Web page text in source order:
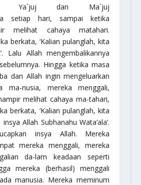
Ya`juj dan Ma`juj
setiap hari, sampai ketika
melihat cahaya matahari.
berkata, ‘Kalian pulanglah, kita
Lalu Allah mengembalikannya
Hingga ketika masa
dan Allah ingin mengeluarkan
ma-nusia, mereka menggali,
melihat cahaya ma-tahari,
berkata, ‘Kalian pulanglah, kita
Allah Subhanahu Wata’ala’.
insya Allah. Mereka
mereka menggali, mereka
da-lam keadaan seperti
mereka (berhasil) menggali
manusia. Mereka meminum